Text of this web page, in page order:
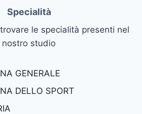
Specialità
le specialità presenti nel
nostro studio
GENERALE
DELLO SPORT